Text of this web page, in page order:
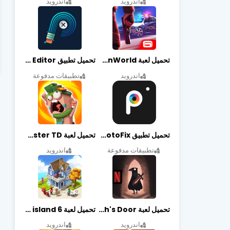
تحميل لعبة Gangstar New Orleans OpenWorld مهكرة أخر إصدار
اندرويد
تحميل تطبيق Retouch Remove Objects Editor مهكرة اخر إصدار
تطبيقات مدفوعة
تحميل تطبيق PhotoFix مهكر آخر إصدار
تطبيقات مدفوعة
تحميل لعبة Candy Disaster TD مهكرة اخر إصدار
اندرويد
تحميل لعبة Death's Door مهكرة أخر إصدار
اندرويد
تحميل لعبة city island 6 مهكرة أخر إصدار
اندرويد